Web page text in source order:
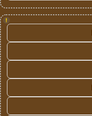
!